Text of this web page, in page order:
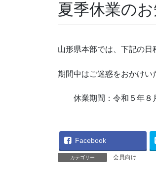
夏季休業の
山形県本部では、下記の日
期間中はご迷惑をおかけい
休業期間：令和５年８月
Facebook
カテゴリー 会員向け